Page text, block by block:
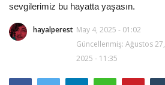
Aşk Sözleri
Şarkı Sözleri
sevgilerimiz bu hayatta yaşasın.
hayalperest May 4, 2025 - 01:02
Güncellenmiş: Ağustos 27,
2025 - 11:35